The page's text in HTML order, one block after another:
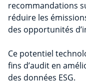
recommandations
réduire les
des opportunités
Ce potentiel
fins d’audit en
des données ESG.